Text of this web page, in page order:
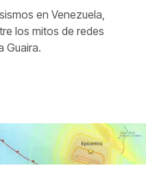
en Venezuela,
los mitos de redes
Guaira.